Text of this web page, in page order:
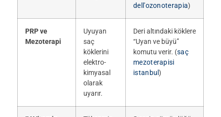
dell'ozonoterapia)
PRP ve
Mezoterapi
Uyuyan
saç
köklerini
elektro-
kimyasal
olarak
uyarır.
Deri altındaki köklere
“Uyan ve büyü”
komutu verir. (saç
mezoterapisi
istanbul)